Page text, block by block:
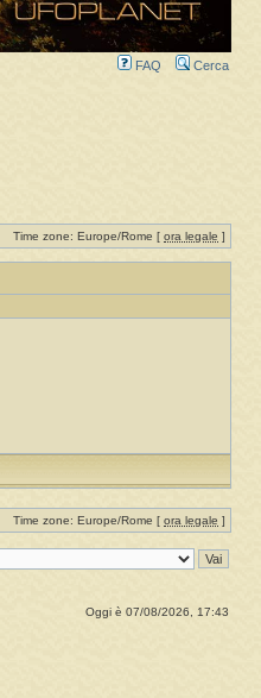
FAQ Cerca
Time zone: Europe/Rome [ ora legale ]
Time zone: Europe/Rome [ ora legale ]
Oggi è 07/08/2026, 17:43